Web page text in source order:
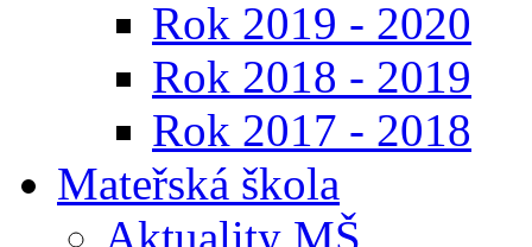
Rok 2019 - 2020
Rok 2018 - 2019
Rok 2017 - 2018
Mateřská škola
Aktuality MŠ